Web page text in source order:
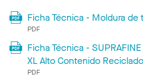
Ficha Técnica - Moldura de
PDF
Ficha Técnica -
XL Alto Contenido Reciclado
PDF